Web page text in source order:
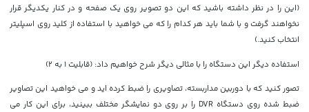
(این را در نظر داشته باشید که این دو تصویر روی یک صفحه و در کنار یکدیگر قرار
نخواهند گرفت و با شما باید هر کدام را که می خواهید با استفاده از کلید روی اسپلیتر
انتخاب کنید.)
استفاده دیگر این دستگاه را با مثالی دیگر شرح خواهیم داد: (قابلیت 1 به 2)
تصور کنید که با دوربین مداربسته، تصاویری را ضبط کرده اید و می خواهید این تصاویر
ضبط شده روی دستگاه DVR را بر روی دو نمایشگر مختلف ببینید، برای این کار می